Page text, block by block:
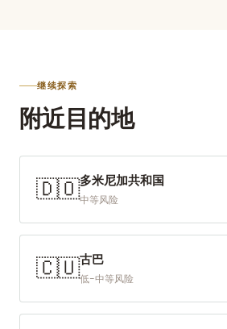
万人，流离失所150万人。多米尼加共
史、不同的剥削模式、不同的债务负担
两国收入差距是历史课，不是自然课。
的。如果您想去海地的原因是好奇，
地边界的北部海岸给您一些接近海地艺
会，而无当前风险。如果您的原因是特
监控您政府的警告 — 特别是卡佩海地
在发生几周内出现在那里。
空中到达您的目的地城市，而不是陆
富的明显迹象 — 服装、手机、珠宝 —
某事出错需要代表您行动的人交谈 —
因为事先做意味着一旦做了您可以停止
看。您的家人值得探访。以他们应得
继续探索
附近目的地
🇩🇴多米尼加共和国
中等风险
🇨🇺古巴
低-中等风险